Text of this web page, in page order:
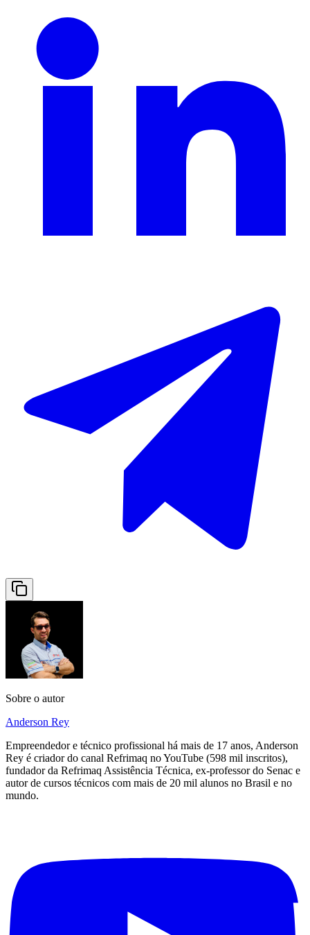
Sobre o autor
Anderson Rey
Empreendedor e técnico profissional há mais de 17 anos, Anderson
Rey é criador do canal Refrimaq no YouTube (598 mil inscritos),
fundador da Refrimaq Assistência Técnica, ex-professor do Senac e
autor de cursos técnicos com mais de 20 mil alunos no Brasil e no
mundo.